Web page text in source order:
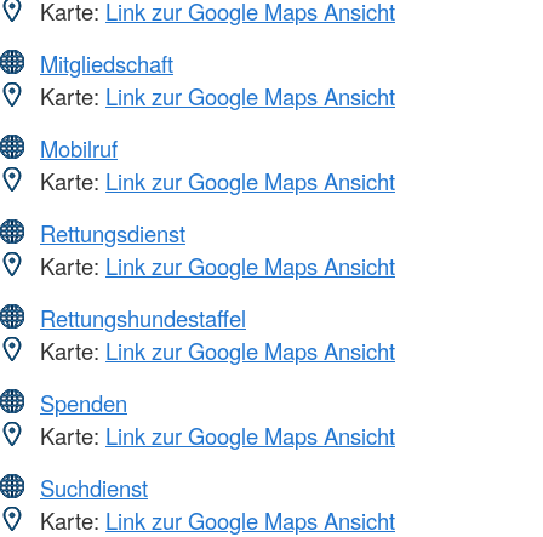
Karte: Link zur Google Maps Ansicht
Mitgliedschaft
Karte: Link zur Google Maps Ansicht
Mobilruf
Karte: Link zur Google Maps Ansicht
Rettungsdienst
Karte: Link zur Google Maps Ansicht
Rettungshundestaffel
Karte: Link zur Google Maps Ansicht
Spenden
Karte: Link zur Google Maps Ansicht
Suchdienst
Karte: Link zur Google Maps Ansicht